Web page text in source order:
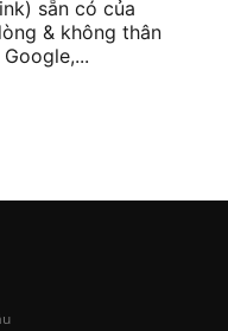
sẵn có của
& không thân